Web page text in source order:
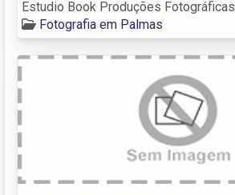
Estudio Book Produções Fotográficas
Fotografia em Palmas